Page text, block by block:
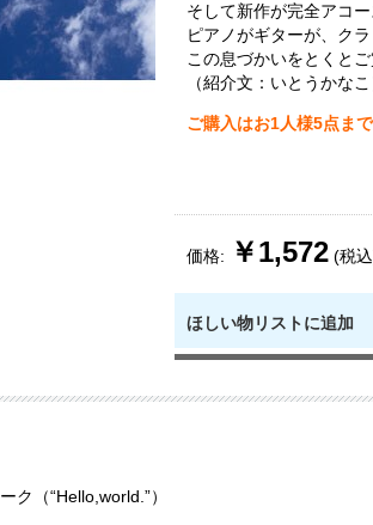
そして新作が完全アコ
ピアノがギターが、ク
この息づかいをとくとご
（紹介文：いとうかなこ
ご購入はお1人様5点ま
価格: ￥1,572 (税
ほしい物リストに追加
ク（“Hello,world.”）